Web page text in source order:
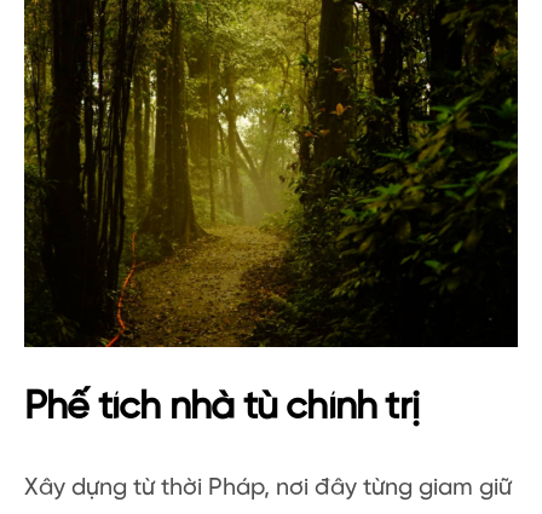
Phế tích nhà tù chính trị
Xây dựng từ thời Pháp, nơi đây từng giam giữ